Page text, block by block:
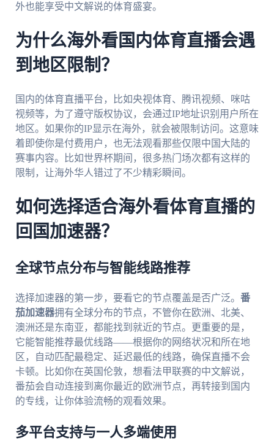
外也能享受中文解说的体育盛宴。
为什么海外看国内体育直播会遇
到地区限制？
国内的体育直播平台，比如央视体育、腾讯视频、咪咕
视频等，为了遵守版权协议，会通过IP地址识别用户所在
地区。如果你的IP显示在海外，就会被限制访问。这意味
着即使你是付费用户，也无法观看那些仅限中国大陆的
赛事内容。比如世界杯期间，很多热门场次都有这样的
限制，让海外华人错过了不少精彩瞬间。
如何选择适合海外看体育直播的
回国加速器？
全球节点分布与智能线路推荐
选择加速器的第一步，要看它的节点覆盖是否广泛。 番
茄加速器拥有全球分布的节点，不管你在欧洲、北美、
澳洲还是东南亚，都能找到就近的节点。更重要的是，
它能智能推荐最优线路——根据你的网络状况和所在地
区，自动匹配最稳定、延迟最低的线路，确保直播不会
卡顿。比如你在英国伦敦，想看法甲联赛的中文解说，
番茄会自动连接到离你最近的欧洲节点，再转接到国内
的专线，让你体验流畅的观看效果。
多平台支持与一人多端使用